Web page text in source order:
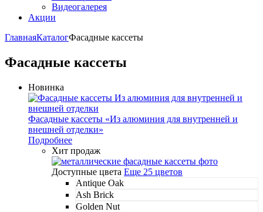
Видеогалерея
Акции
ГлавнаяКаталогФасадные кассеты
Фасадные кассеты
Новинка
Фасадные кассеты «Из алюминия для внутренней и
внешней отделки»
Подробнее
Хит продаж
Доступные цвета Еще 25 цветов
Antique Oak
Ash Brick
Golden Nut